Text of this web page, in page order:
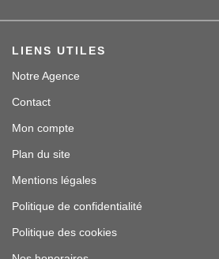
LIENS UTILES
Notre Agence
Contact
Mon compte
Plan du site
Mentions légales
Politique de confidentialité
Politique des cookies